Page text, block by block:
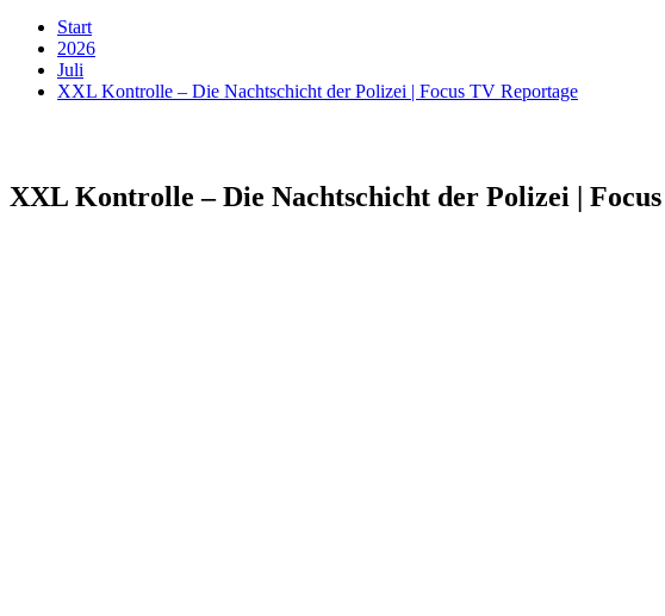
Start
2026
Juli
XXL Kontrolle – Die Nachtschicht der Polizei | Focus TV Reportage
XXL Kontrolle – Die Nachtschicht der Polizei |